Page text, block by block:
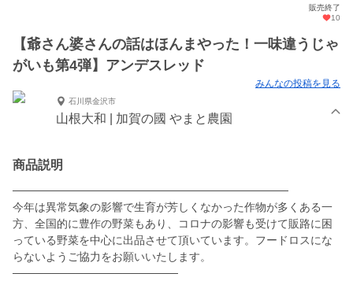
販売終了
10
【爺さん婆さんの話はほんまやった！一味違うじゃ
がいも第4弾】アンデスレッド
みんなの投稿を見る
石川県金沢市
山根大和 | 加賀の國 やまと農園
商品説明
───────────────────────────────────
今年は異常気象の影響で生育が芳しくなかった作物が多くある一
方、全国的に豊作の野菜もあり、コロナの影響も受けて販路に困
っている野菜を中心に出品させて頂いています。フードロスにな
らないようご協力をお願いいたします。
─────────────────────